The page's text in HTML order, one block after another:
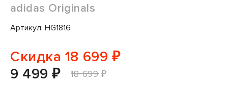
adidas Originals
Артикул: HG1816
Скидка 18 699 ₽
9 499 ₽
18 699 ₽